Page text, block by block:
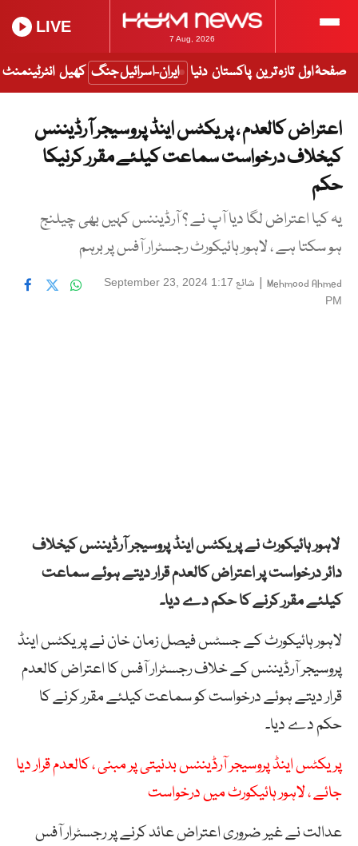
7 Aug, 2026
LIVE
صفحۂ اول تازہ ترین پاکستان دنیا ایران-اسرائیل جنگ کھیل انٹرٹینمنٹ
اعتراض کالعدم ، پریکٹس اینڈ پروسیجر آرڈیننس
کیخلاف درخواست سماعت کیلئے مقرر کرنیکا
حکم
یہ کیا اعتراض لگا دیا آپ نے ؟ آرڈیننس کہیں بھی چیلنج
ہو سکتا ہے ، لاہور ہائیکورٹ رجسٹرار آفس پر برہم
Mehmood Ahmed
| شائع September 23, 2024 1:17
PM
لاہور ہائیکورٹ نے پریکٹس اینڈ پروسیجر آرڈیننس کیخلاف
دائر درخواست پر اعتراض کالعدم قرار دیتے ہوئے سماعت
کیلئے مقرر کرنے کا حکم دے دیا۔
لاہور ہائیکورٹ کے جسٹس فیصل زمان خان نے پریکٹس اینڈ
پروسیجر آرڈیننس کے خلاف رجسٹرار آفس کا اعتراض کالعدم
قرار دیتے ہوئے درخواست کو سماعت کیلئے مقرر کرنے کا
حکم دے دیا۔
پریکٹس اینڈ پروسیجر آرڈیننس بدنیتی پر مبنی ، کالعدم قرار دیا
جائے ، لاہور ہائیکورٹ میں درخواست
عدالت نے غیر ضروری اعتراض عائد کرنے پر رجسٹرار آفس